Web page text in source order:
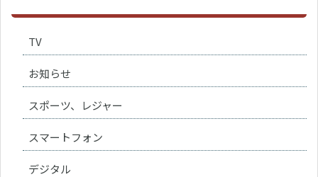
TV
お知らせ
スポーツ、レジャー
スマートフォン
デジタル